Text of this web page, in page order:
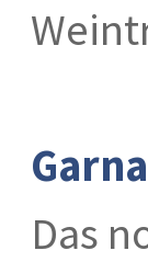
Das